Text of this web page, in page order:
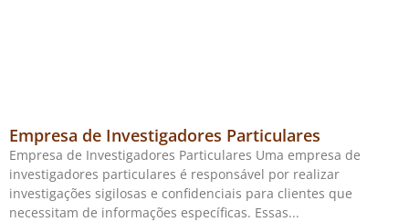
Empresa de Investigadores Particulares
Empresa de Investigadores Particulares Uma empresa de
investigadores particulares é responsável por realizar
investigações sigilosas e confidenciais para clientes que
necessitam de informações específicas. Essas